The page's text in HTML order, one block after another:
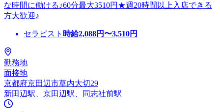
な時間に働ける♪60分最大3510円★週20時間以上入店できる
方大歓迎♪
セラピスト 時給2,088円〜3,510円
勤務地
面接地
京都府京田辺市草内大切29
新田辺駅、京田辺駅、同志社前駅